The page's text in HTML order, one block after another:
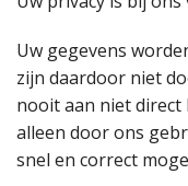
Uw gegevens
zijn daardoor niet
nooit aan niet
alleen door ons
snel en correct